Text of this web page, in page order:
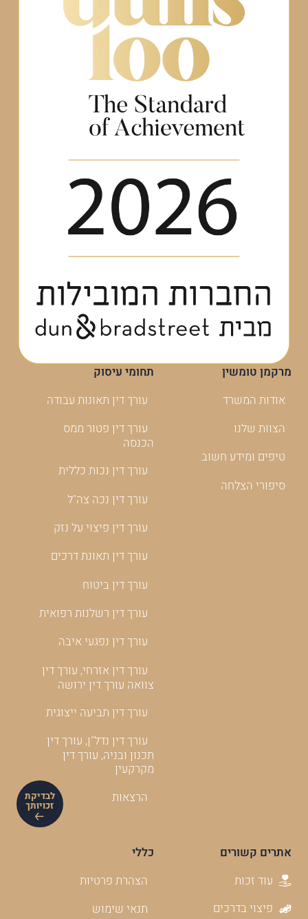
לבדיקת
זכויותך
מרקמן טומשין
אודות המשרד
הצוות שלנו
טיפים ומידע חשוב
סיפורי הצלחה
תחומי עיסוק
עורך דין תאונות עבודה
עורך דין פטור ממס
הכנסה
עורך דין נכות כללית
עורך דין נכה צה"ל
עורך דין פיצוי על נזק
עורך דין תאונת דרכים
עורך דין ביטוח
עורך דין רשלנות רפואית
עורך דין נפגעי איבה
עורך דין אזרחי, עורך דין
צוואה עורך דין ירושה
עורך דין תביעה ייצוגית
עורך דין נדל"ן, עורך דין
תכנון ובניה, עורך דין
מקרקעין
הרצאות
אתרים קשורים
עוד זכות
פיצוי בדרכים
כללי
הצהרת פרטיות
תנאי שימוש